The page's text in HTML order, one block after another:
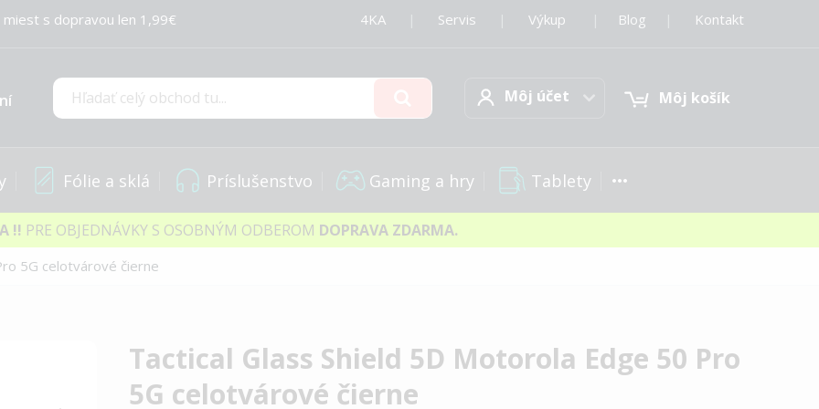
s dopravou len 1,99€ 4KA Servis Výkup Blog Kontakt
Hľadať
Môj účetMôj účet Môj košík
Fólie a sklá Príslušenstvo Gaming a hry Tablety
!! PRE OBJEDNÁVKY S OSOBNÝM ODBEROM DOPRAVA ZDARMA.
5G celotvárové čierne
Tactical Glass Shield 5D Motorola Edge 50 Pro
5G celotvárové čierne